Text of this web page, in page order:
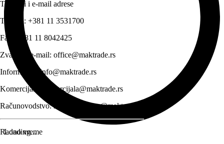
Telefoni i e-mail adrese
Telefon: +381 11 3531700
Fax:
+381 11 8042425
Zvanični e-mail: office@maktrade.rs
Informacije:
info@maktrade.rs
Komercijala:
komercijala@maktrade.rs
Računovodstvo:racunovodstvo@maktrade.rs
Radno vreme
Loading...